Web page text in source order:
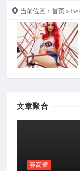
当前位置： 首页 »
文章聚合
赛高酱